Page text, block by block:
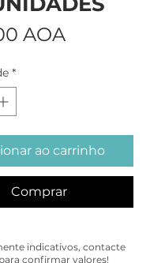
AOA
*
ao carrinho
Comprar
indicativos, contacte
confirmar valores!